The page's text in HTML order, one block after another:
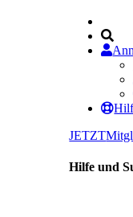
JETZT
Hilfe und